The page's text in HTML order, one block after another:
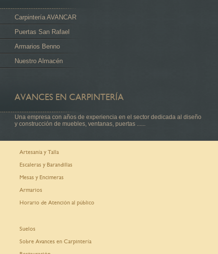
Carpintería AVANCAR
Puertas San Rafael
Armarios Benno
Nuestro Almacén
AVANCES EN CARPINTERÍA
Una empresa con años de experiencia en el sector dedicada al diseño
y construcción de muebles, ventanas, puertas ......
Artesanía y Talla
Escaleras y Barandillas
Mesas y Encimeras
Armarios
Horario de Atención al público
Suelos
Sobre Avances en Carpintería